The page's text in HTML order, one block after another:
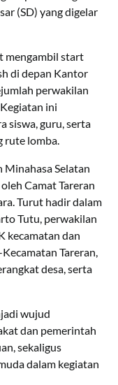
(SD) yang digelar
mengambil start
di depan Kantor
perwakilan
ini
siswa, guru, serta
rute lomba.
Minahasa Selatan
Camat Tareran
Turut hadir dalam
Tutu, perwakilan
kecamatan dan
Tareran,
desa, serta
wujud
dan pemerintah
sekaligus
dalam kegiatan